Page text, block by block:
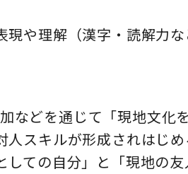
現や理解（漢字・読解力
などを通じて「現地文化
スキルが形成されはじめ
ての自分」と「現地の